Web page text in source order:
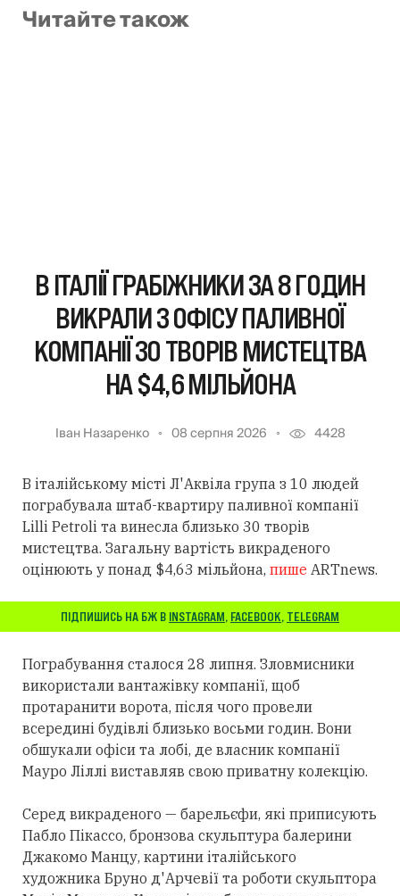
Читайте також
В ІТАЛІЇ ГРАБІЖНИКИ ЗА 8 ГОДИН
ВИКРАЛИ З ОФІСУ ПАЛИВНОЇ
КОМПАНІЇ 30 ТВОРІВ МИСТЕЦТВА
НА $4,6 МІЛЬЙОНА
Іван Назаренко 08 серпня 2026 4428
В італійському місті Л'Аквіла група з 10 людей
пограбувала штаб-квартиру паливної компанії
Lilli Petroli та винесла близько 30 творів
мистецтва. Загальну вартість викраденого
оцінюють у понад $4,63 мільйона, пише ARTnews.
ПІДПИШИСЬ НА БЖ В INSTAGRAM, FACEBOOK, TELEGRAM
Пограбування сталося 28 липня. Зловмисники
використали вантажівку компанії, щоб
протаранити ворота, після чого провели
всередині будівлі близько восьми годин. Вони
обшукали офіси та лобі, де власник компанії
Мауро Ліллі виставляв свою приватну колекцію.
Серед викраденого — барельєфи, які приписують
Пабло Пікассо, бронзова скульптура балерини
Джакомо Манцу, картини італійського
художника Бруно д'Арчевії та роботи скульптора